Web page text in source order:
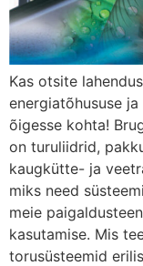
Kas otsite
energiatõhususe
õigesse kohta!
on turuliidrid,
kaugkütte- ja
miks need
meie
kasutamise. Mis
torusüsteemid